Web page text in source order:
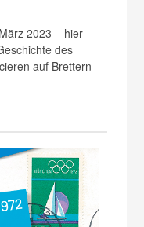
2023 – hier
des
auf Brettern